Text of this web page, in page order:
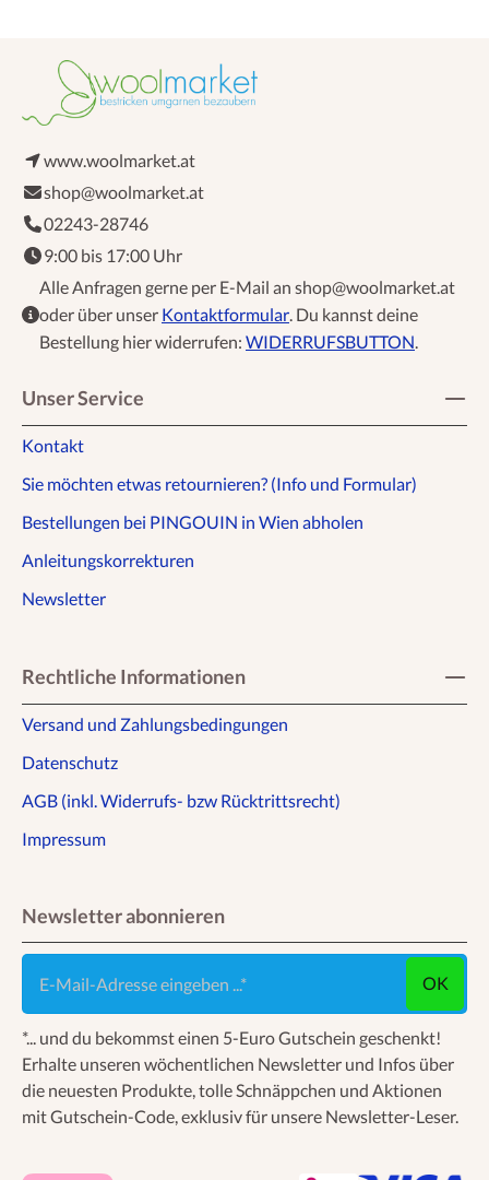
www.woolmarket.at
shop@woolmarket.at
02243-28746
9:00 bis 17:00 Uhr
Alle Anfragen gerne per E-Mail an shop@woolmarket.at
oder über unser Kontaktformular . Du kannst deine
Bestellung hier widerrufen: WIDERRUFSBUTTON
Unser Service
Kontakt
Sie möchten etwas retournieren? (Info und Formular)
Bestellungen bei PINGOUIN in Wien abholen
Anleitungskorrekturen
Newsletter
Rechtliche Informationen
Versand und Zahlungsbedingungen
Datenschutz
AGB (inkl. Widerrufs- bzw Rücktrittsrecht)
Impressum
Newsletter abonnieren
E-Mail-Adresse eingeben ...
OK
*... und du bekommst einen 5-Euro Gutschein geschenkt!
Erhalte unseren wöchentlichen Newsletter und Infos über
die neuesten Produkte, tolle Schnäppchen und Aktionen
mit Gutschein-Code, exklusiv für unsere Newsletter-Leser.